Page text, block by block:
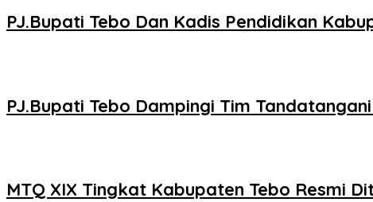
PJ.Bupati Tebo Dan Kadis Pendidikan
PJ.Bupati Tebo Dampingi Tim
MTQ XIX Tingkat Kabupaten Tebo Resmi